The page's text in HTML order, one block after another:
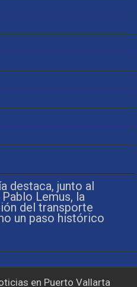
destaca, junto al
Lemus, la
del transporte
un paso histórico
en Puerto Vallarta